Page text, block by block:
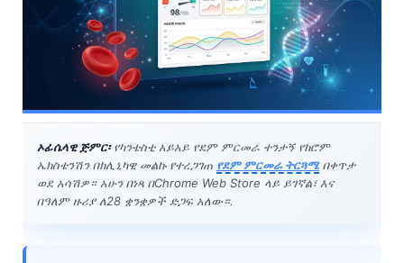
ኦፊሴላዊ ጅምር፡የካንቴስቲ አይአይ የደም ምርመራ ተንታኝ የክሮም
ኤክስቴንሽን በክሊኒካዊ መልኩ የተረጋገጠ የደም ምርመራ ትርጓሜ በቀጥታ
ወደ አሳሽዎ። አሁን በነጻ በChrome Web Store ላይ ይገኛል፣ እና
በዓለም ዙሪያ ለ28 ቋንቋዎች ድጋፍ አለው።.